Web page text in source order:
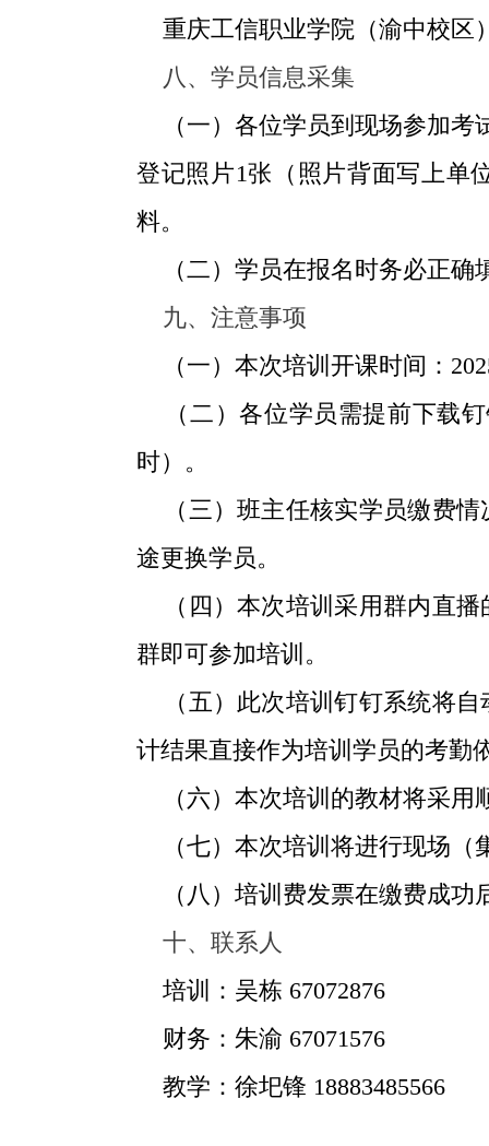
重庆工信职业学院（渝中校区
八、学员信息采集
（一）各位学员到现场参加考
登记照片1张（照片背面写上单
料。
（二）学员在报名时务必正确
九、注意事项
（一）本次培训开课时间：
（二）各位学员需提前下载
时）。
（三）班主任核实学员缴费情
途更换学员。
（四）本次培训采用群内直播
群即可参加培训。
（五）此次培训钉钉系统将自
计结果直接作为培训学员的考勤
（六）本次培训的教材将采用
（七）本次培训将进行现场（
（八）培训费发票在缴费成功
十、联系人
培训：吴栋 67072876
财务：朱渝 67071576
教学：徐圯锋 18883485566